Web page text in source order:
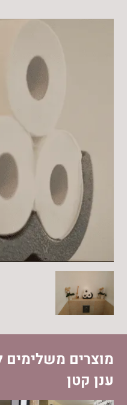
מוצרים משלימים
ענן קטן